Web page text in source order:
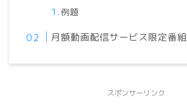
例題
月額動画配信サービス限定番組
スポンサーリンク